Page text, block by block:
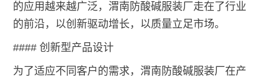
的应用越来越广泛，渭南防酸碱服装厂走在了行业
的前沿，以创新驱动增长，以质量立足市场。
#### 创新型产品设计
为了适应不同客户的需求，渭南防酸碱服装厂在产